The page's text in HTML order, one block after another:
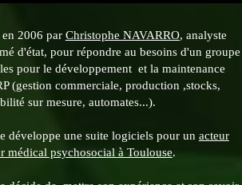
2006 par Christophe NAVARRO, analyste
d'état, pour répondre au besoins d'un groupe
pour le développement et la maintenance
(gestion commerciale, production ,stocks,
sur mesure, automates...).
développe une suite logiciels pour un acteur
médical psychosocial à Toulouse.